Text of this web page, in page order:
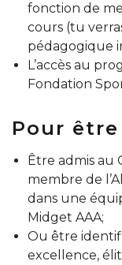
fonction de
cours (tu
pédagogique
L’accès au
Fondation
Pour
Être admis au
membre de
dans une
Midget AAA;
Ou être
excellence,